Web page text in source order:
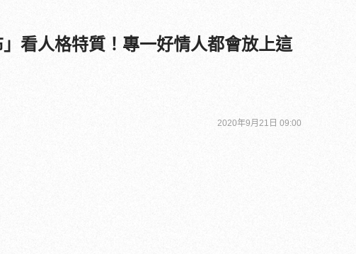
看人格特質！專一好情人都會放上這
2020年9月21日 09:00